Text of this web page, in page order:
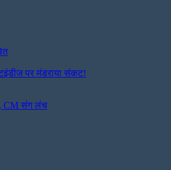
पर मंडराया संकट!
CM संग लंच